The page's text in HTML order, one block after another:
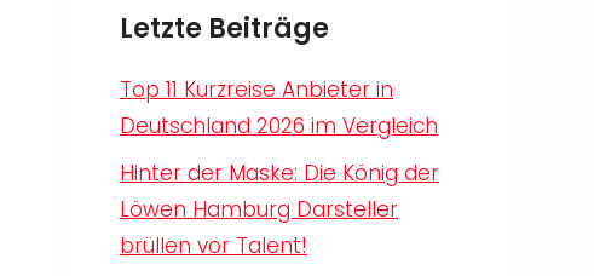
Letzte Beiträge
Top 11 Kurzreise Anbieter in
Deutschland 2026 im Vergleich
Hinter der Maske: Die König der
Löwen Hamburg Darsteller
brüllen vor Talent!